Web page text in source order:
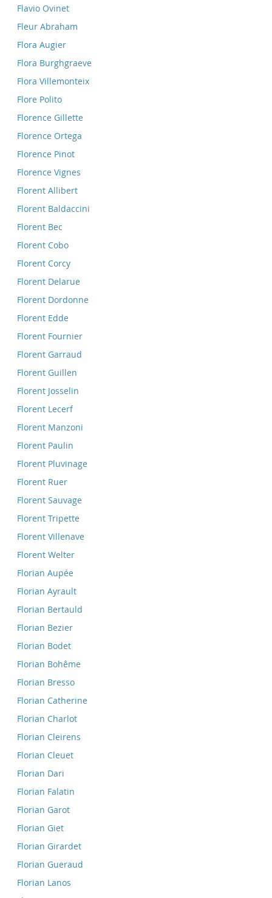
Flavio Ovinet
Fleur Abraham
Flora Augier
Flora Burghgraeve
Flora Villemonteix
Flore Polito
Florence Gillette
Florence Ortega
Florence Pinot
Florence Vignes
Florent Allibert
Florent Baldaccini
Florent Bec
Florent Cobo
Florent Corcy
Florent Delarue
Florent Dordonne
Florent Edde
Florent Fournier
Florent Garraud
Florent Guillen
Florent Josselin
Florent Lecerf
Florent Manzoni
Florent Paulin
Florent Pluvinage
Florent Ruer
Florent Sauvage
Florent Tripette
Florent Villenave
Florent Welter
Florian Aupée
Florian Ayrault
Florian Bertauld
Florian Bezier
Florian Bodet
Florian Bohême
Florian Bresso
Florian Catherine
Florian Charlot
Florian Cleirens
Florian Cleuet
Florian Dari
Florian Falatin
Florian Garot
Florian Giet
Florian Girardet
Florian Gueraud
Florian Lanos